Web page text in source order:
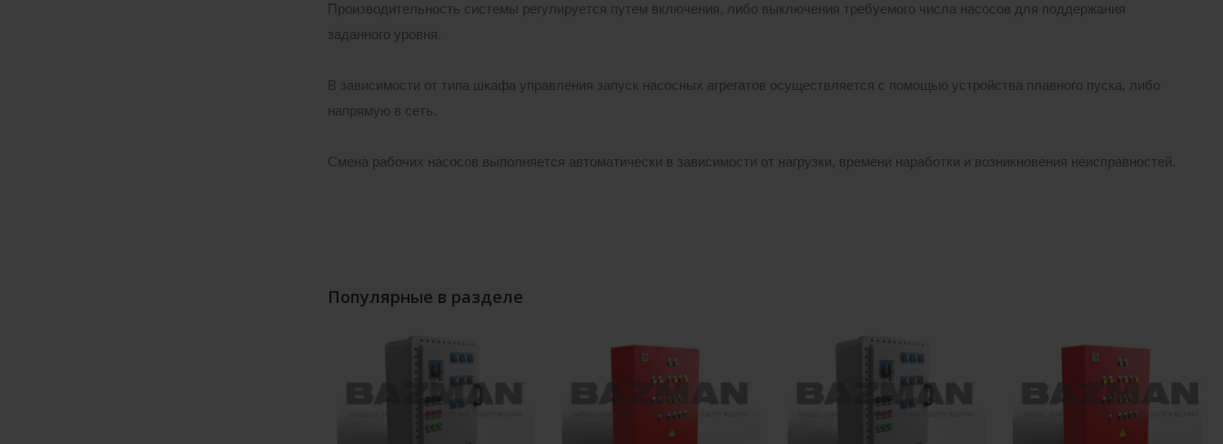
Производительность системы регулируется путем включения, либо выключения требуемого числа насосов для поддержания
заданного уровня.
В зависимости от типа шкафа управления запуск насосных агрегатов осуществляется с помощью устройства плавного пуска, либо
напрямую в сеть.
Смена рабочих насосов выполняется автоматически в зависимости от нагрузки, времени наработки и возникновения неисправностей.
Популярные в разделе